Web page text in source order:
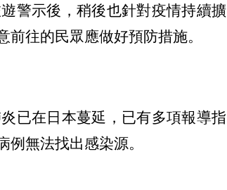
警示後，稍後也針對疫情持續擴
往的民眾應做好預防措施。
已在日本蔓延，已有多項報導指
無法找出感染源。